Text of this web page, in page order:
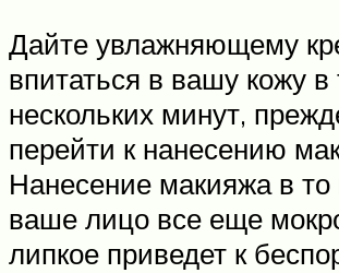
Дайте увлажняющему
впитаться в вашу кожу в
нескольких минут,
перейти к нанесению
Нанесение макияжа в то
ваше лицо все еще
липкое приведет к